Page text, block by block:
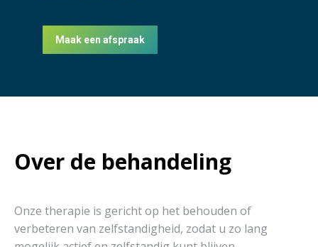
Maak een afspraak
Over de behandeling
Onze therapie is gericht op het behouden of
verbeteren van zelfstandigheid, zodat u zo lang